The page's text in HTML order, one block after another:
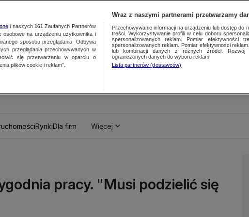
RynkiDla firm Więcej
pracy. "Musi podzielić się
i naszych 161 Zaufanych Partnerów
na urządzeniu użytkownika i
sposobu przeglądania. Odbywa
przeglądania przechowywanych w
się przetwarzaniu w oparciu o
plików cookie i reklam”.
Wraz z naszymi partnerami przetwarzamy
Przechowywanie informacji na urządzeniu lub dostęp do
treści. Wykorzystywanie profili w celu doboru
spersonalizowanych reklam. Pomiar efektywności
spersonalizowanych reklam. Pomiar efektywności
lub kombinacji danych z różnych źródeł. Rozwój
ograniczonych danych do wyboru reklam.
Lista partnerów (dostawców)